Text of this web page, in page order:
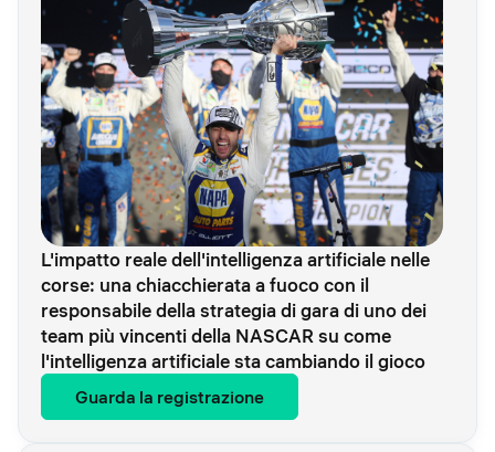
L'impatto reale dell'intelligenza artificiale nelle
corse: una chiacchierata a fuoco con il
responsabile della strategia di gara di uno dei
team più vincenti della NASCAR su come
l'intelligenza artificiale sta cambiando il gioco
Guarda la registrazione